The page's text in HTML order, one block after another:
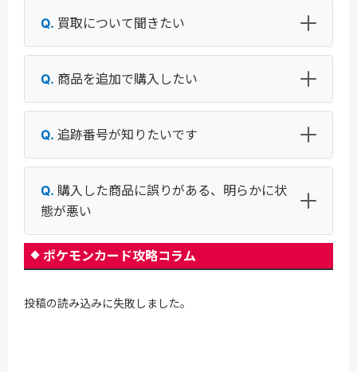
買取について聞きたい
商品を追加で購入したい
追跡番号が知りたいです
購入した商品に誤りがある、明らかに状
態が悪い
ポケモンカード攻略コラム
投稿の読み込みに失敗しました。